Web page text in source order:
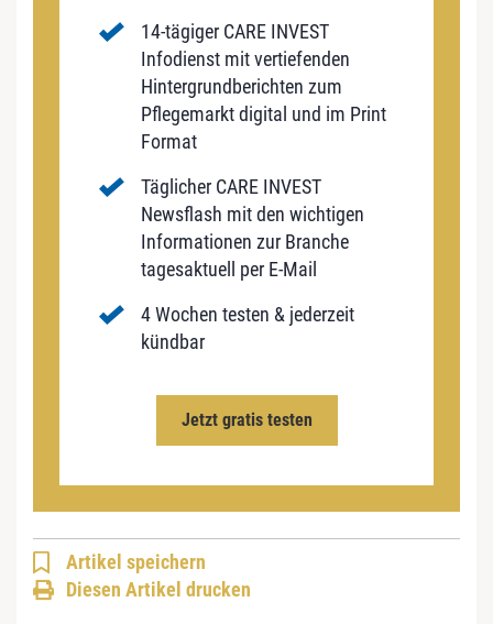
14-tägiger CARE INVEST
Infodienst mit vertiefenden
Hintergrundberichten zum
Pflegemarkt digital und im Print
Format
Täglicher CARE INVEST
Newsflash mit den wichtigen
Informationen zur Branche
tagesaktuell per E-Mail
4 Wochen testen & jederzeit
kündbar
Jetzt gratis testen
Artikel speichern
Diesen Artikel drucken